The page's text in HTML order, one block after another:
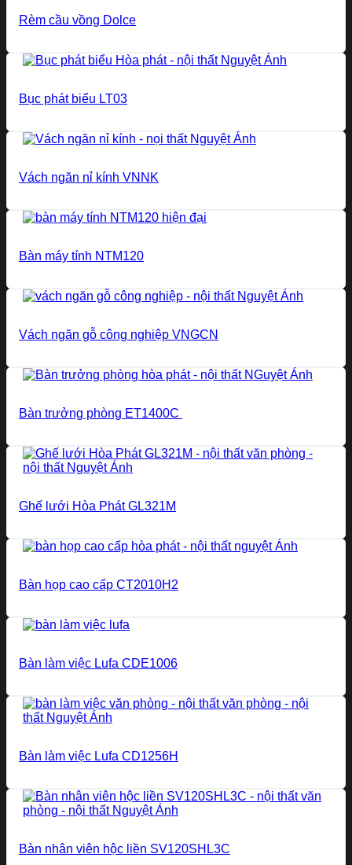
Rèm cầu vồng Dolce
Bục phát biểu LT03
Vách ngăn nỉ kính VNNK
Bàn máy tính NTM120
Vách ngăn gỗ công nghiệp VNGCN
Bàn trưởng phòng ET1400C
Ghế lưới Hòa Phát GL321M
Bàn họp cao cấp CT2010H2
Bàn làm việc Lufa CDE1006
Bàn làm việc Lufa CD1256H
Bàn nhân viên hộc liền SV120SHL3C